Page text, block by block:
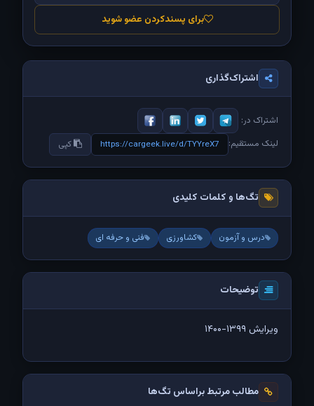
برای پسندکردن عضو شوید
اشتراک‌گذاری
اشتراک در:
لینک مستقیم: https://cargeek.live/d/TYYreX7 کپی
تگ‌ها و کلمات کلیدی
درس و آزمون کشاورزی فنی و حرفه ای
توضیحات
ویرایش ۱۳۹۹-۱۴۰۰
مطالب مرتبط براساس تگ‌ها